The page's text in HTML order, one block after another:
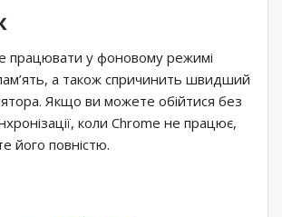
працювати у фоновому режимі
а також спричинить швидший
Якщо ви можете обійтися без
коли Chrome не працює,
його повністю.